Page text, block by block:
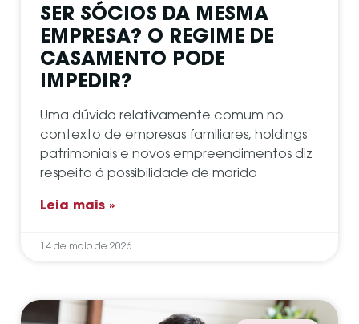
SER SÓCIOS DA MESMA
EMPRESA? O REGIME DE
CASAMENTO PODE
IMPEDIR?
Uma dúvida relativamente comum no
contexto de empresas familiares, holdings
patrimoniais e novos empreendimentos diz
respeito à possibilidade de marido
Leia mais »
14 de maio de 2026